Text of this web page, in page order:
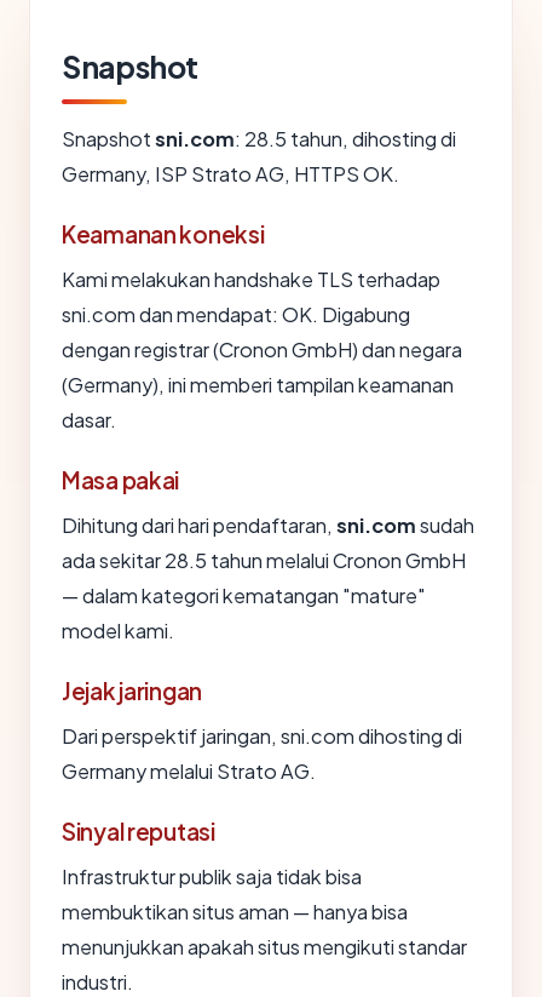
Snapshot
Snapshotsni.com: 28.5 tahun, dihosting di
Germany, ISP Strato AG, HTTPS OK.
Keamanan koneksi
Kami melakukan handshake TLS terhadap
sni.com dan mendapat: OK. Digabung
dengan registrar (Cronon GmbH) dan negara
(Germany), ini memberi tampilan keamanan
dasar.
Masa pakai
Dihitung dari hari pendaftaran, sni.comsudah
ada sekitar 28.5 tahun melalui Cronon GmbH
— dalam kategori kematangan "mature"
model kami.
Jejak jaringan
Dari perspektif jaringan, sni.com dihosting di
Germany melalui Strato AG.
Sinyal reputasi
Infrastruktur publik saja tidak bisa
membuktikan situs aman — hanya bisa
menunjukkan apakah situs mengikuti standar
industri.